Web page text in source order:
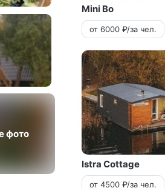
фото
Mini Bo
от 6000 ₽/за чел.
Istra Cottage
от 4500 ₽/за чел.